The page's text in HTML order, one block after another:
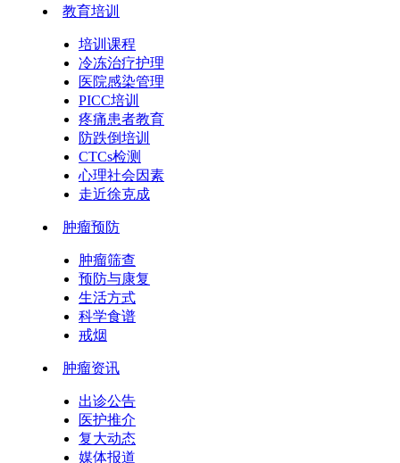
教育培训
培训课程
冷冻治疗护理
医院感染管理
PICC培训
疼痛患者教育
防跌倒培训
CTCs检测
心理社会因素
走近徐克成
肿瘤预防
肿瘤筛查
预防与康复
生活方式
科学食谱
戒烟
肿瘤资讯
出诊公告
医护推介
复大动态
媒体报道